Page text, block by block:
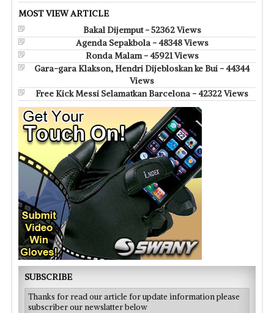
MOST VIEW ARTICLE
Bakal Dijemput - 52362 Views
Agenda Sepakbola - 48348 Views
Ronda Malam - 45921 Views
Gara-gara Klakson, Hendri Dijebloskan ke Bui - 44344
Views
Free Kick Messi Selamatkan Barcelona - 42322 Views
SUBSCRIBE
Thanks for read our article for update information please
subscriber our newslatter below